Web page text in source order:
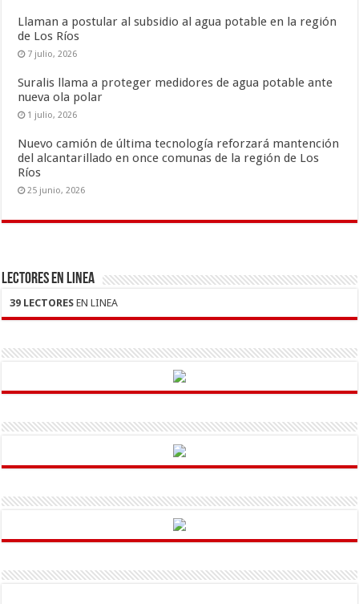
k
r
Llaman a postular al subsidio al agua potable en la región
de Los Ríos
7 julio, 2026
Suralis llama a proteger medidores de agua potable ante
nueva ola polar
1 julio, 2026
Nuevo camión de última tecnología reforzará mantención
del alcantarillado en once comunas de la región de Los
Ríos
25 junio, 2026
LECTORES EN LINEA
39 LECTORES EN LINEA